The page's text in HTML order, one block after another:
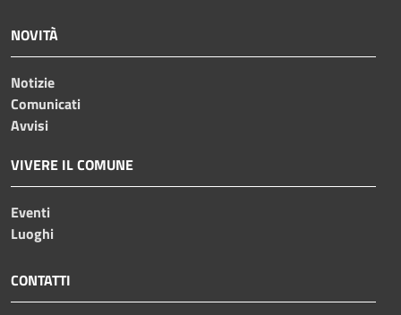
NOVITÀ
Notizie
Comunicati
Avvisi
VIVERE IL COMUNE
Eventi
Luoghi
CONTATTI